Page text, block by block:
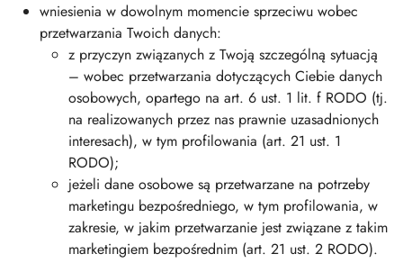
wniesienia w dowolnym momencie sprzeciwu wobec
przetwarzania Twoich danych:
z przyczyn związanych z Twoją szczególną sytuacją
– wobec przetwarzania dotyczących Ciebie danych
osobowych, opartego na art. 6 ust. 1 lit. f RODO (tj.
na realizowanych przez nas prawnie uzasadnionych
interesach), w tym profilowania (art. 21 ust. 1
RODO);
jeżeli dane osobowe są przetwarzane na potrzeby
marketingu bezpośredniego, w tym profilowania, w
zakresie, w jakim przetwarzanie jest związane z takim
marketingiem bezpośrednim (art. 21 ust. 2 RODO).